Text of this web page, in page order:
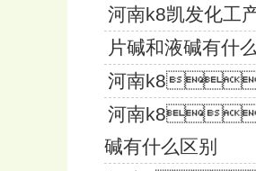
河南k8凯
片碱和液碱有什
河南
河南k8凯
碱有什么区别